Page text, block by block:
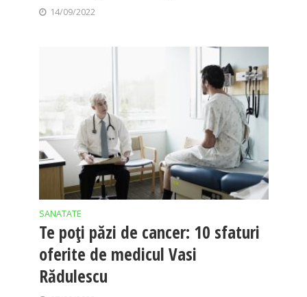
14/09/2022
SANATATE
Te poți păzi de cancer: 10 sfaturi
oferite de medicul Vasi
Rădulescu